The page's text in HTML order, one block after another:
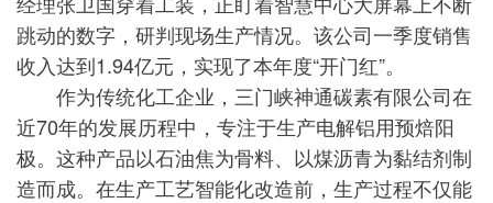
跳动的数字，研判现场生产情况。该公司一季度销售
收入达到1.94亿元，实现了本年度“开门红”。
作为传统化工企业，三门峡神通碳素有限公司在
近70年的发展历程中，专注于生产电解铝用预焙阳
极。这种产品以石油焦为骨料、以煤沥青为黏结剂制
造而成。在生产工艺智能化改造前，生产过程不仅能